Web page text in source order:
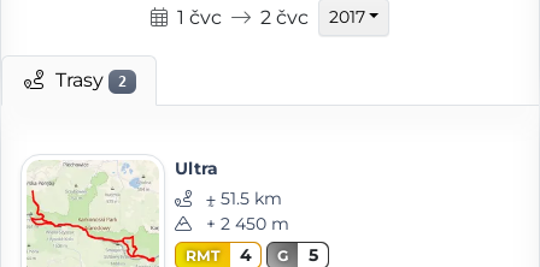
1 čvc 2 čvc 2017
Trasy 2
Ultra
⨦ 51.5 km
+ 2 450 m
RMT 4 G 5